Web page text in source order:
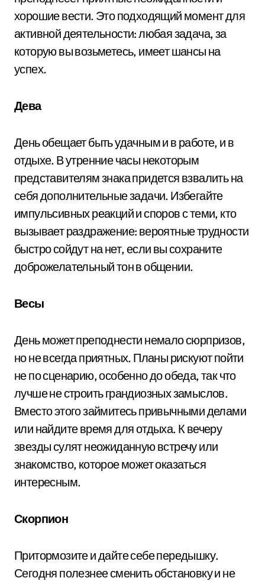
хорошие вести. Это подходящий момент для
активной деятельности: любая задача, за
которую вы возьметесь, имеет шансы на
успех.
Дева
День обещает быть удачным и в работе, и в
отдыхе. В утренние часы некоторым
представителям знака придется взвалить на
себя дополнительные задачи. Избегайте
импульсивных реакций и споров с теми, кто
вызывает раздражение: вероятные трудности
быстро сойдут на нет, если вы сохраните
доброжелательный тон в общении.
Весы
День может преподнести немало сюрпризов,
но не всегда приятных. Планы рискуют пойти
не по сценарию, особенно до обеда, так что
лучше не строить грандиозных замыслов.
Вместо этого займитесь привычными делами
или найдите время для отдыха. К вечеру
звезды сулят неожиданную встречу или
знакомство, которое может оказаться
интересным.
Скорпион
Притормозите и дайте себе передышку.
Сегодня полезнее сменить обстановку и не